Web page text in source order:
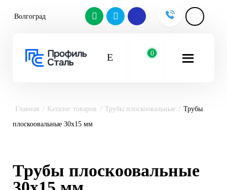
Волгоград
0
Главная Каталог товаров Трубы плоскоовальные
Трубы
плоскоовальные 30х15 мм
Трубы плоскоовальные